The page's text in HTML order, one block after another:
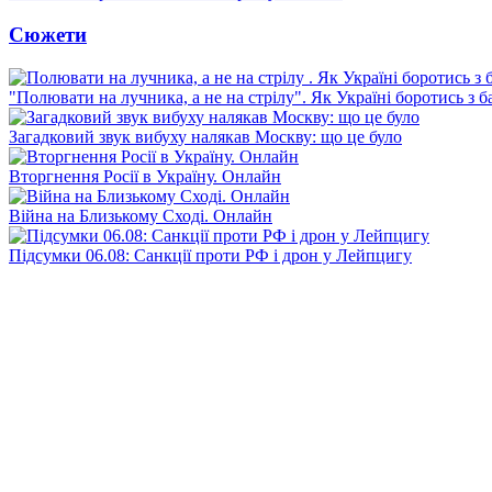
Сюжети
"Полювати на лучника, а не на стрілу". Як Україні боротись з
Загадковий звук вибуху налякав Москву: що це було
Вторгнення Росії в Україну. Онлайн
Війна на Близькому Сході. Онлайн
Підсумки 06.08: Санкції проти РФ і дрон у Лейпцигу